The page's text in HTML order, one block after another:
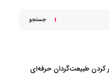
جستجو
کردن طبیعت‌گردان حرفه‌ای